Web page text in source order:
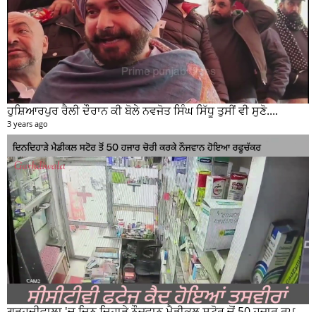
ਹੁਸ਼ਿਆਰਪੁਰ ਰੈਲੀ ਦੌਰਾਨ ਕੀ ਬੋਲੇ ਨਵਜੋਤ ਸਿੰਘ ਸਿੱਧੂ ਤੁਸੀਂ ਵੀ ਸੁਣੋ....
3 years ago